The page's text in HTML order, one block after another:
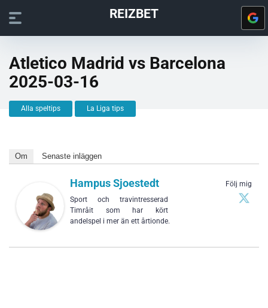
REIZBET
Atletico Madrid vs Barcelona
2025-03-16
Alla speltips La Liga tips
Om Senaste inläggen
Följ mig
Hampus Sjoestedt
Sport och travintresserad
Timråit som har kört
andelspel i mer än ett årtionde.